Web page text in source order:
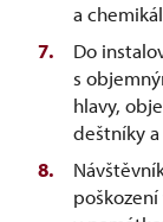
a
Do
s
hlavy,
deštníky a